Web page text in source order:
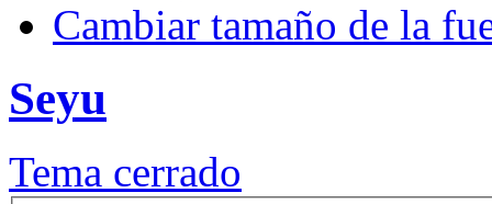
Cambiar tamaño de la
Seyu
Tema cerrado